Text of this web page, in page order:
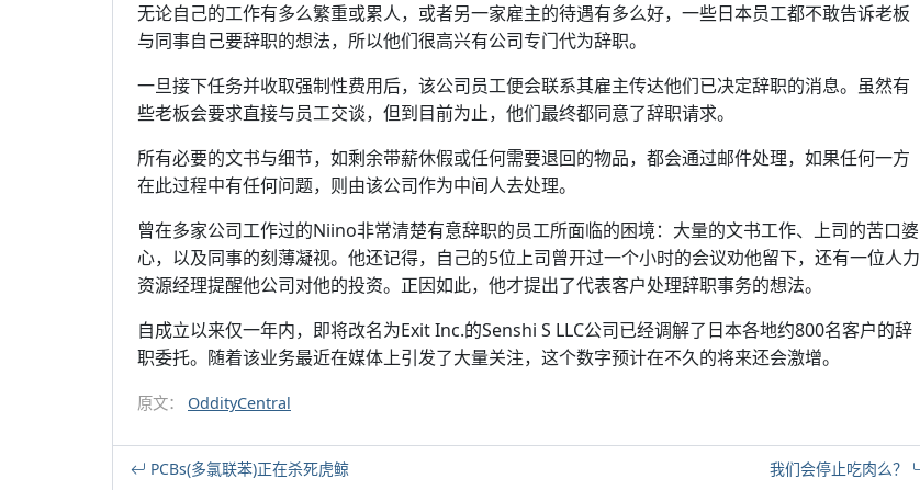
无论自己的工作有多么繁重或累人，或者另一家雇主的待遇有多么好，一些日本员工都不敢告诉老板
与同事自己要辞职的想法，所以他们很高兴有公司专门代为辞职。
一旦接下任务并收取强制性费用后，该公司员工便会联系其雇主传达他们已决定辞职的消息。虽然有
些老板会要求直接与员工交谈，但到目前为止，他们最终都同意了辞职请求。
所有必要的文书与细节，如剩余带薪休假或任何需要退回的物品，都会通过邮件处理，如果任何一方
在此过程中有任何问题，则由该公司作为中间人去处理。
曾在多家公司工作过的Niino非常清楚有意辞职的员工所面临的困境：大量的文书工作、上司的苦口婆
心，以及同事的刻薄凝视。他还记得，自己的5位上司曾开过一个小时的会议劝他留下，还有一位人力
资源经理提醒他公司对他的投资。正因如此，他才提出了代表客户处理辞职事务的想法。
自成立以来仅一年内，即将改名为Exit Inc.的Senshi S LLC公司已经调解了日本各地约800名客户的辞
职委托。随着该业务最近在媒体上引发了大量关注，这个数字预计在不久的将来还会激增。
原文： OddityCentral
PCBs(多氯联苯)正在杀死虎鲸 我们会停止吃肉么？